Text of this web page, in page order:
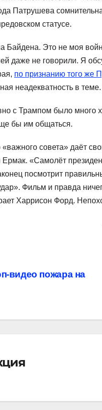
Патрушева
статусе.
Байдена. Это не моя
даже не говорили. Я
по признанию того же
неадекватность в
с Трампом было много
бы им общаться.
«важного совета» даёт
«Самолёт
посмотрит
Фильм и правда
Харрисон Форд.
видео пожара на